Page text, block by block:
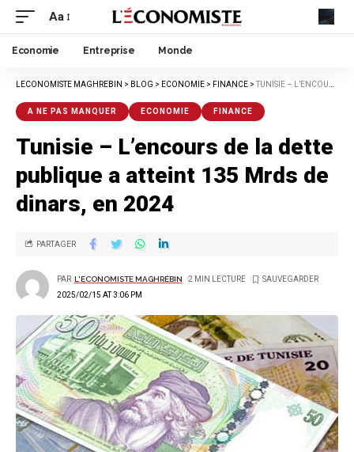
Aa
Economie Entreprise Monde
LECONOMISTE MAGHREBIN > BLOG > ECONOMIE > FINANCE >TUNISIE – L’ENCOURS DE LA DETTE PUBLIQUE A ATTEINT 135 MRDS DE DINARS, EN 2024
A NE PAS MANQUER ECONOMIE FINANCE
Tunisie – L’encours de la dette
publique a atteint 135 Mrds de
dinars, en 2024
2025/02/15 AT 3:06 PM
PAR L'ECONOMISTE MAGHRÉBIN 2 MIN LECTURE
PARTAGER